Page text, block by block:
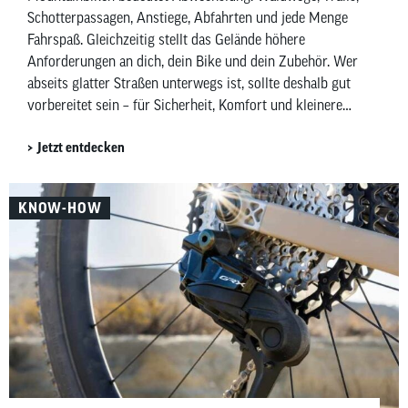
Schotterpassagen, Anstiege, Abfahrten und jede Menge
Fahrspaß. Gleichzeitig stellt das Gelände höhere
Anforderungen an dich, dein Bike und dein Zubehör. Wer
abseits glatter Straßen unterwegs ist, sollte deshalb gut
vorbereitet sein – für Sicherheit, Komfort und kleinere
welches Mountainbike-Zubehör wirklich sinnvoll ist –
Bike sowie Wartung und Pflege.
Jetzt entdecken
KNOW-HOW